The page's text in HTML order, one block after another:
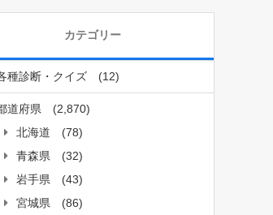
カテゴリー
種診断・クイズ (12)
道府県
(2,870)
北海道
(78)
青森県
(32)
岩手県
(43)
宮城県
(86)